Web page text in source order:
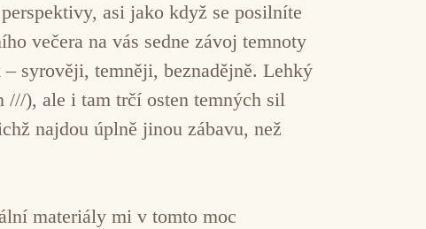
asi jako když se posilníte
večera na vás sedne závoj temnoty
syrověji, temněji, beznadějně. Lehký
///), ale i tam trčí osten temných sil
najdou úplně jinou zábavu, než
materiály mi v tomto moc